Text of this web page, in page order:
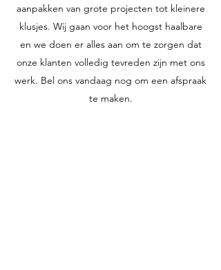
aanpakken van grote projecten tot kleinere
klusjes. Wij gaan voor het hoogst haalbare
en we doen er alles aan om te zorgen dat
onze klanten volledig tevreden zijn met ons
werk. Bel ons vandaag nog om een afspraak
te maken.